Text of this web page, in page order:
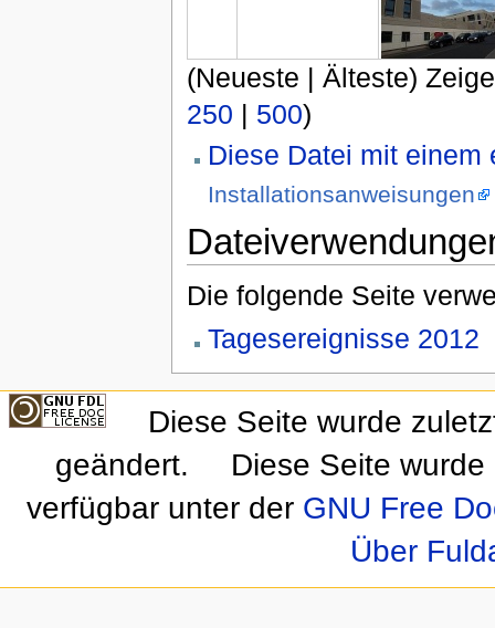
(Neueste | Älteste)
250 | 500)
Diese Datei mit einem
Installationsanweisungen
Die folgende Seite
Tagesereignisse 2012
Diese Seite wurde
geändert.
Diese Seite
verfügbar unter der GNU Free
Über